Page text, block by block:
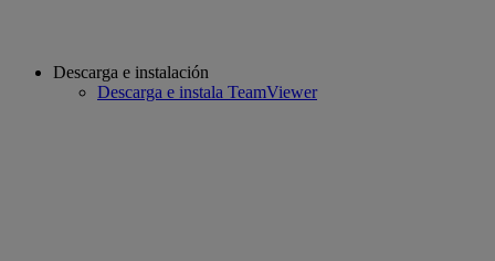
Descarga e instalación
Descarga e instala TeamViewer